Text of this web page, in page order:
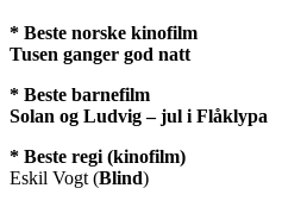
* Beste norske kinofilm
Tusen ganger god natt
* Beste barnefilm
Solan og Ludvig – jul i Flåklypa
* Beste regi (kinofilm)
Eskil Vogt (Blind)